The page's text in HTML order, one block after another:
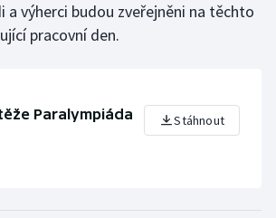
a výherci budou zveřejněni na těchto
pracovní den.
Paralympiáda
Stáhnout